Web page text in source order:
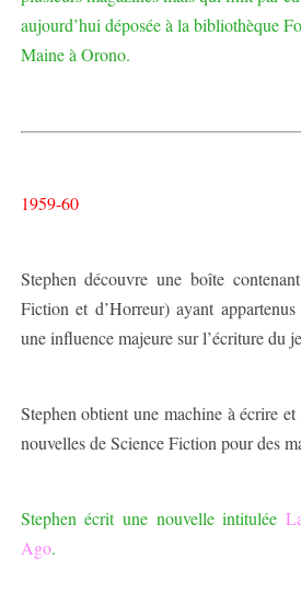
aujourd’hui déposée à la bibliothèque
Maine à Orono.
1959-60
Stephen découvre une boîte
Fiction et d’Horreur) ayant
une influence majeure sur l’écriture du
Stephen obtient une machine à écrire
nouvelles de Science Fiction pour des
Stephen écrit une nouvelle intitulée
Ago.